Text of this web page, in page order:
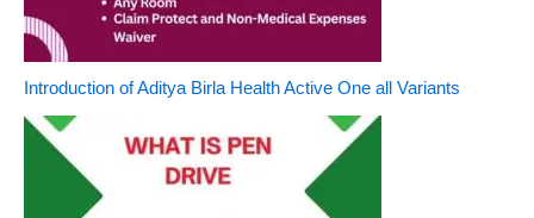
Introduction of Aditya Birla Health Active One all Variants